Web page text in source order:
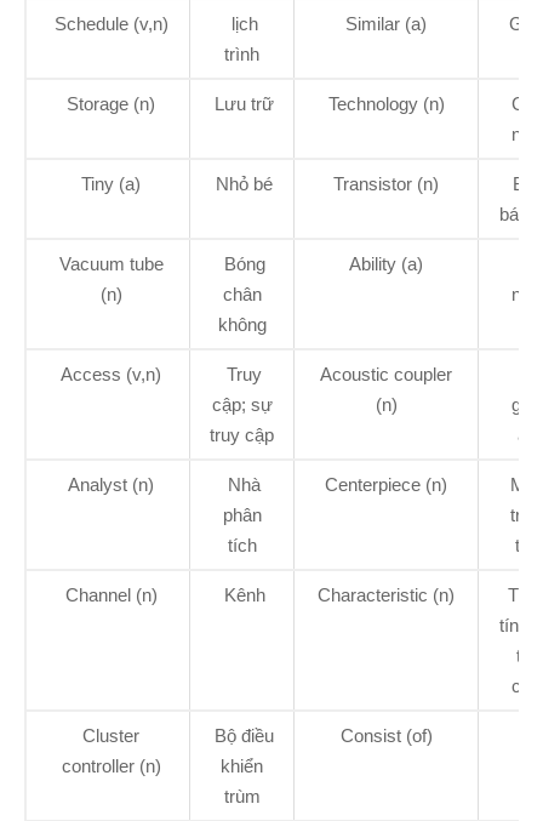
Schedule (v,n)
lịch
trình
Similar (a)
Storage (n) Lưu trữ Technology (n)
Tiny (a) Nhỏ bé Transistor (n)
bán
Vacuum tube
(n)
Bóng
chân
không
Ability (a)
Access (v,n)
Truy
cập; sự
truy cập
Acoustic coupler
(n)
âm
Analyst (n)
Nhà
phân
tích
Centerpiece (n)
Channel (n) Kênh Characteristic (n)
tính,
Cluster
controller (n)
Bộ điều
khiển
trùm
Consist (of)